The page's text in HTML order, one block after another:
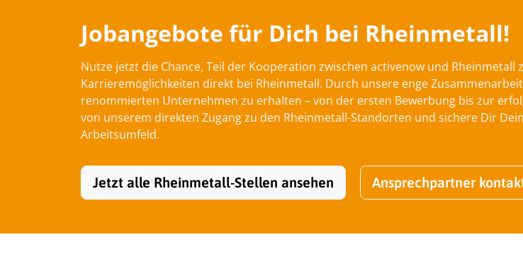
Jobangebote für Dich bei Rheinmetall!
Nutze jetzt die Chance, Teil der Kooperation zwischen activenow und
Karrieremöglichkeiten direkt bei Rheinmetall. Durch unsere enge
renommierten Unternehmen zu erhalten – von der ersten Bewerbung bis zur
von unserem direkten Zugang zu den Rheinmetall-Standorten und sichere Dir
Arbeitsumfeld.
Jetzt alle Rheinmetall-Stellen ansehen Ansprechpartner